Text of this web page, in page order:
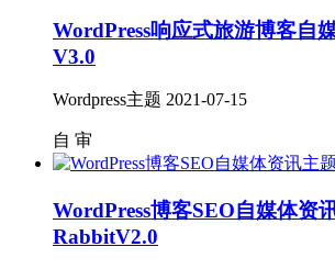
WordPress响应式旅游博客自
V3.0
Wordpress主题 2021-07-15
自 审
WordPress博客SEO自媒体资
RabbitV2.0